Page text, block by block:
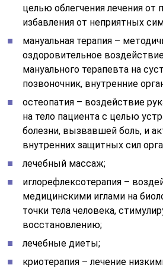
целью облегчения лечения от
избавления от неприятных
мануальная терапия –
оздоровительное
мануального терапевта на
позвоночник, внутренние
остеопатия – воздействие
на тело пациента с целью
болезни, вызвавшей боль, и
внутренних защитных сил
лечебный массаж;
иглорефлексотерапия –
медицинскими иглами на
точки тела человека,
восстановлению;
лечебные диеты;
криотерапия – лечение